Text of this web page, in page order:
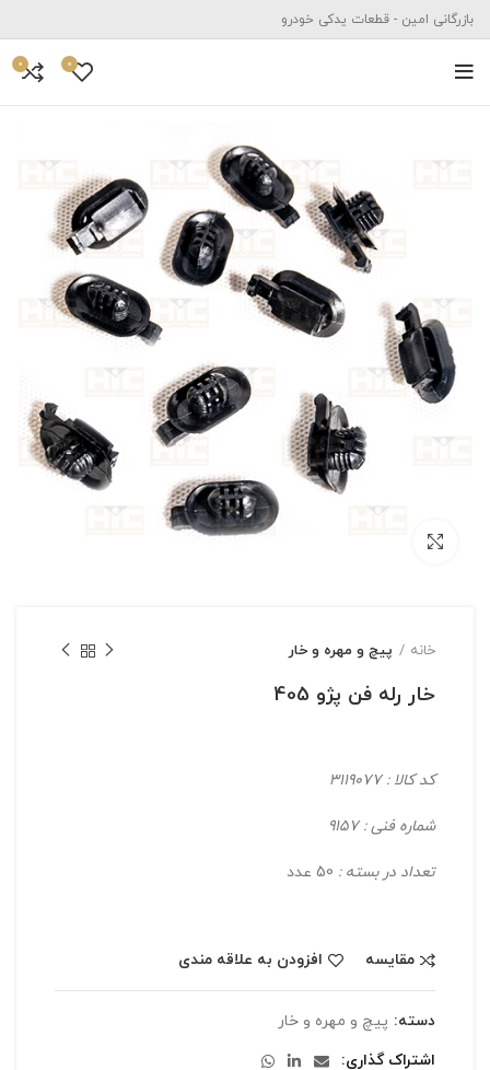
بازرگانی امین - قطعات یدکی خودرو
0
0
خانه پیچ و مهره و خار
خار رله فن پژو 405
کد کالا : 3119077
شماره فنی : 9157
تعداد در بسته :
مقایسه افزودن به علاقه مندی
دسته: پیچ و مهره و خار
اشتراک گذاری